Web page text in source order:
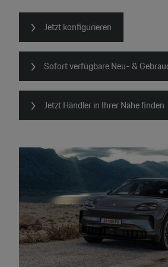
Porsche Shop
Mein Porsche Account
Porsche Timepieces
Jetzt konfigurieren
Sofort verfügbare Neu- &
Jetzt Händler in Ihrer Nähe finden